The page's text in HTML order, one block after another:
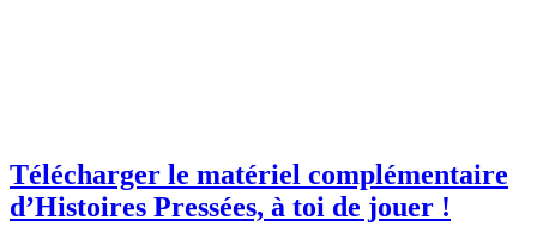
Télécharger le matériel complémentaire
d’Histoires Pressées, à toi de jouer !